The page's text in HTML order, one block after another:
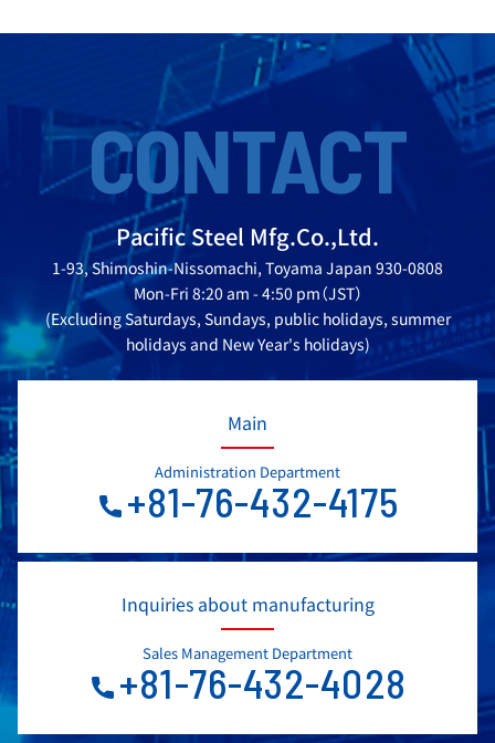
CONTACT
Pacific Steel Mfg.Co.,Ltd.
1-93, Shimoshin-Nissomachi, Toyama Japan 930-0808
Mon-Fri 8:20 am - 4:50 pm（JST）
(Excluding Saturdays, Sundays, public holidays, summer
holidays and New Year's holidays)
Main
Administration Department
+81-76-432-4175
Inquiries about manufacturing
Sales Management Department
+81-76-432-4028